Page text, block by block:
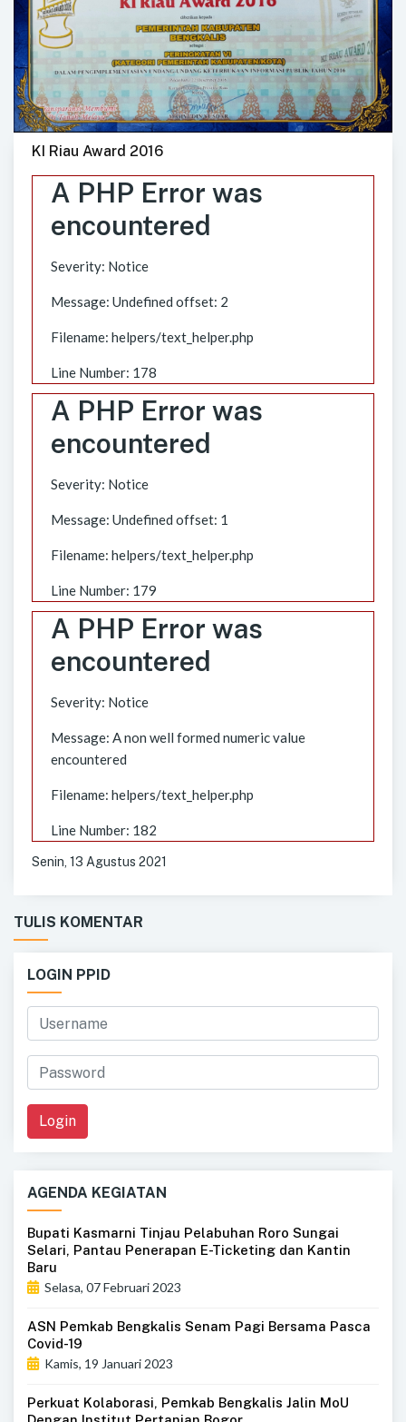
KI Riau Award 2016
A PHP Error was
encountered
Severity: Notice
Message: Undefined offset: 2
Filename: helpers/text_helper.php
Line Number: 178
A PHP Error was
encountered
Severity: Notice
Message: Undefined offset: 1
Filename: helpers/text_helper.php
Line Number: 179
A PHP Error was
encountered
Severity: Notice
Message: A non well formed numeric value
encountered
Filename: helpers/text_helper.php
Line Number: 182
Senin, 13 Agustus 2021
TULIS KOMENTAR
LOGIN PPID
Login
AGENDA KEGIATAN
Bupati Kasmarni Tinjau Pelabuhan Roro Sungai
Selari, Pantau Penerapan E-Ticketing dan Kantin
Baru
Selasa, 07 Februari 2023
ASN Pemkab Bengkalis Senam Pagi Bersama Pasca
Covid-19
Kamis, 19 Januari 2023
Perkuat Kolaborasi, Pemkab Bengkalis Jalin MoU